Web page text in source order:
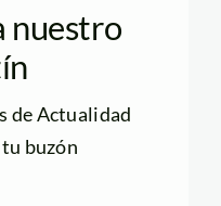
nuestro
de Actualidad
buzón